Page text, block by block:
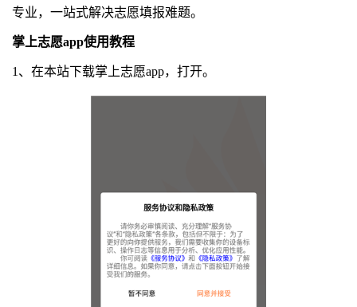
专业，一站式解决志愿填报难题。
掌上志愿app使用教程
1、在本站下载掌上志愿app，打开。